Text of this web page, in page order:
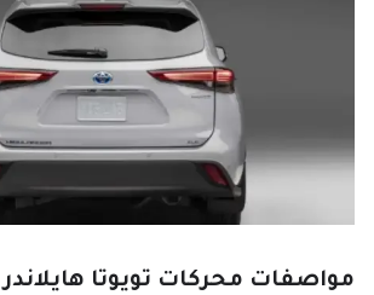
مواصفات محركات تويوتا هايلاندر 2022